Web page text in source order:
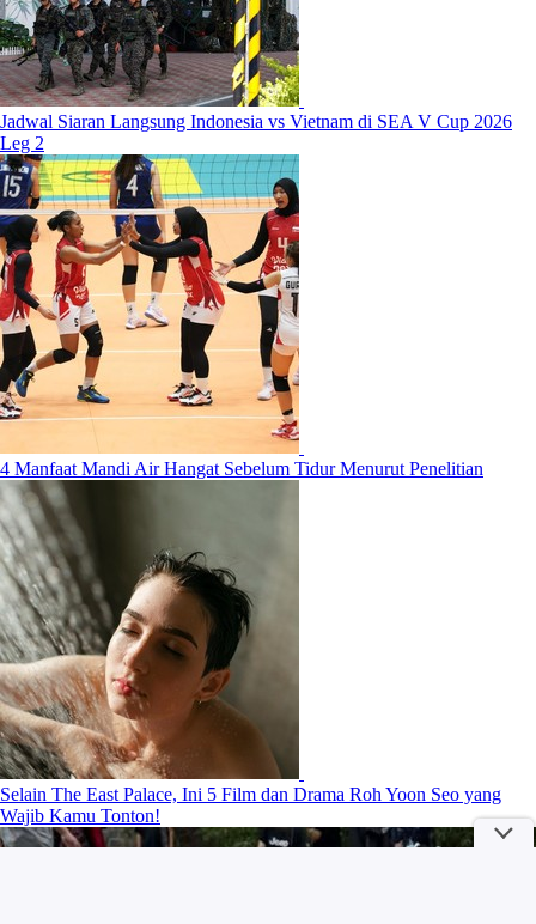
Jadwal Siaran Langsung Indonesia vs Vietnam di SEA V Cup 2026
Leg 2
4 Manfaat Mandi Air Hangat Sebelum Tidur Menurut Penelitian
Selain The East Palace, Ini 5 Film dan Drama Roh Yoon Seo yang
Wajib Kamu Tonton!